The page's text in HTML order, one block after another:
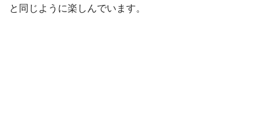
と同じように楽しんでいます。